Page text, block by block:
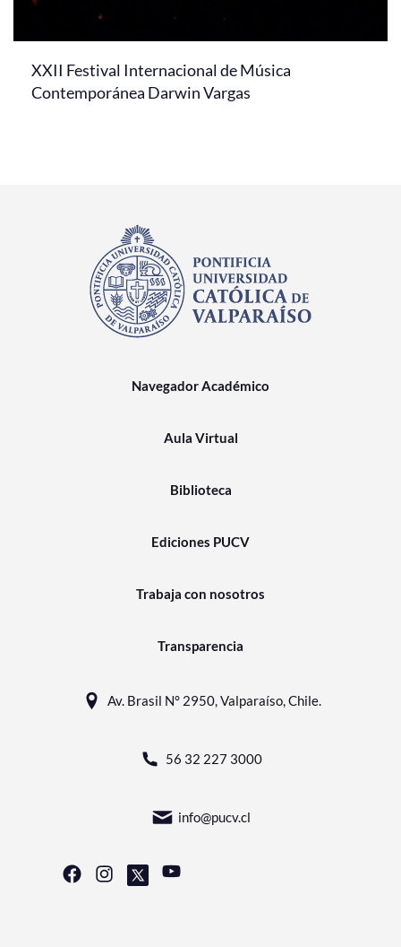
XXII Festival Internacional de Música
Contemporánea Darwin Vargas
Navegador Académico
Aula Virtual
Biblioteca
Ediciones PUCV
Trabaja con nosotros
Transparencia
Av. Brasil N° 2950, Valparaíso, Chile.
56 32 227 3000
info@pucv.cl